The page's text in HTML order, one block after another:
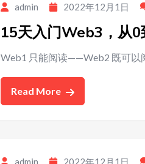
admin 2022年12月1日
15天入门Web3，从
Web1 只能阅读——Web2 既可
Read More
admin 2022年12月1日